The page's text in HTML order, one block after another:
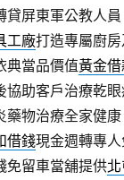
貸屏東軍公教人
工廠打造專屬廚
典當品價值黃金
協助客戶治療乾
藥物治療全家健
借錢現金週轉專
免留車當舖提供